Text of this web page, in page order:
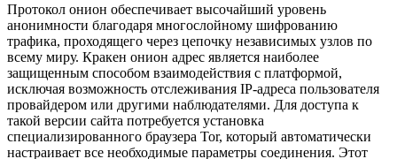
Протокол онион обеспечивает высочайший уровень
анонимности благодаря многослойному шифрованию
трафика, проходящего через цепочку независимых узлов по
всему миру. Кракен онион адрес является наиболее
защищенным способом взаимодействия с платформой,
исключая возможность отслеживания IP-адреса пользователя
провайдером или другими наблюдателями. Для доступа к
такой версии сайта потребуется установка
специализированного браузера Tor, который автоматически
настраивает все необходимые параметры соединения. Этот